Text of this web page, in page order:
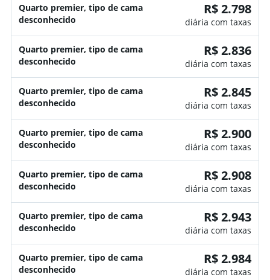
Quarto premier, tipo de cama
desconhecido
R$ 2.798
diária com taxas
Quarto premier, tipo de cama
desconhecido
R$ 2.836
diária com taxas
Quarto premier, tipo de cama
desconhecido
R$ 2.845
diária com taxas
Quarto premier, tipo de cama
desconhecido
R$ 2.900
diária com taxas
Quarto premier, tipo de cama
desconhecido
R$ 2.908
diária com taxas
Quarto premier, tipo de cama
desconhecido
R$ 2.943
diária com taxas
Quarto premier, tipo de cama
desconhecido
R$ 2.984
diária com taxas